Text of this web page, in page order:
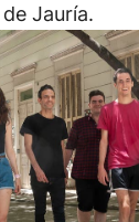
Jauría.